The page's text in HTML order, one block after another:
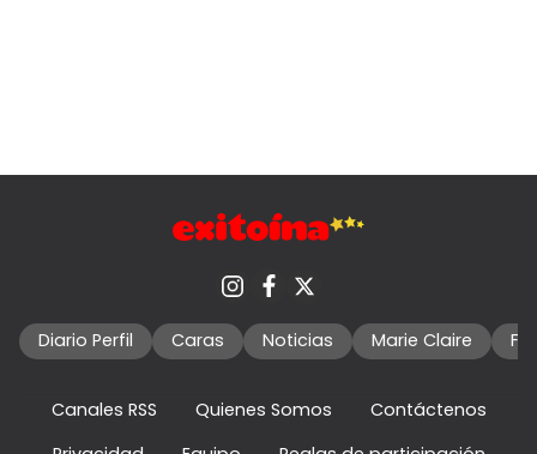
Diario Perfil Caras Noticias Marie Claire
Canales RSS Quienes Somos
Contáctenos